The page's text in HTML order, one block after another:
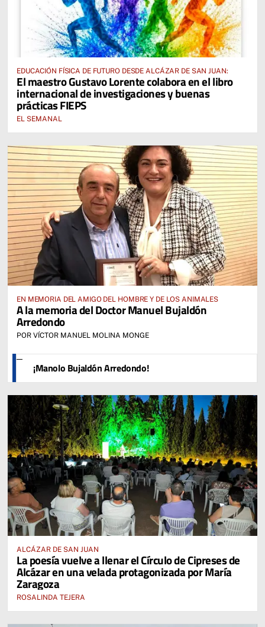
EDUCACIÓN FÍSICA DE FUTURO DESDE ALCÁZAR DE SAN JUAN:
El maestro Gustavo Lorente colabora en el libro
internacional de investigaciones y buenas
prácticas FIEPS
EL SEMANAL
EN MEMORIA DEL AMIGO DEL HOMBRE Y DE LOS ANIMALES
A la memoria del Doctor Manuel Bujaldón
Arredondo
POR VÍCTOR MANUEL MOLINA MONGE
¡Manolo Bujaldón Arredondo!
ALCÁZAR DE SAN JUAN
La poesía vuelve a llenar el Círculo de Cipreses de
Alcázar en una velada protagonizada por María
Zaragoza
ROSALINDA TEJERA